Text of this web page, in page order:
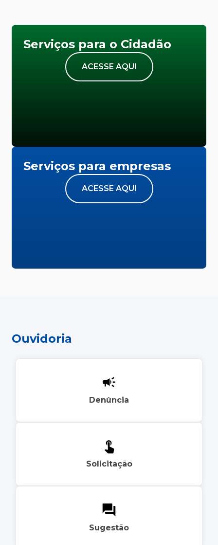
Serviços para o Cidadão
ACESSE AQUI
Serviços para empresas
ACESSE AQUI
Ouvidoria
Denúncia
Solicitação
Sugestão